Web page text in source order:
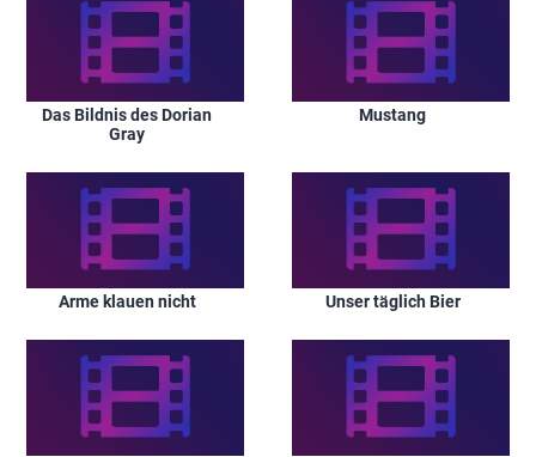
Das Bildnis des Dorian
Gray
Mustang
Arme klauen nicht Unser täglich Bier